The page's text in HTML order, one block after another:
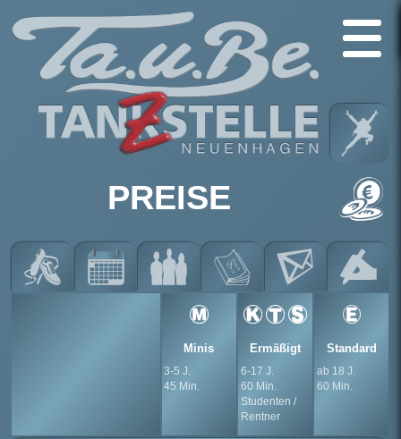
PREISE
Minis
3-5 J.
45 Min.
Ermä­ßigt
6-17 J.
60 Min.
Stu­den­ten /
Rent­ner
Stan­dard
ab 18 J.
60 Min.